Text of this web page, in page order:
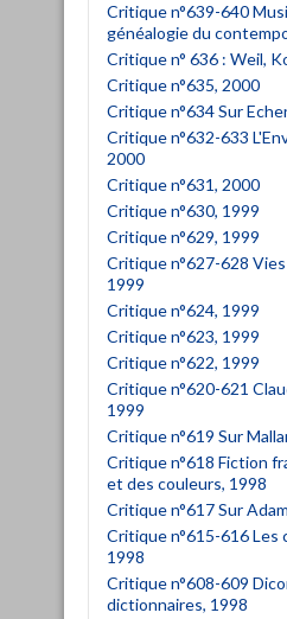
Critique n°639-640
généalogie du
Critique n° 636 : Weil,
Critique n°635, 2000
Critique n°634 Sur
Critique n°632-633
2000
Critique n°631, 2000
Critique n°630, 1999
Critique n°629, 1999
Critique n°627-628
1999
Critique n°624, 1999
Critique n°623, 1999
Critique n°622, 1999
Critique n°620-621
1999
Critique n°619 Sur
Critique n°618 Fiction
et des couleurs, 1998
Critique n°617 Sur
Critique n°615-616 Les
1998
Critique n°608-609
dictionnaires, 1998